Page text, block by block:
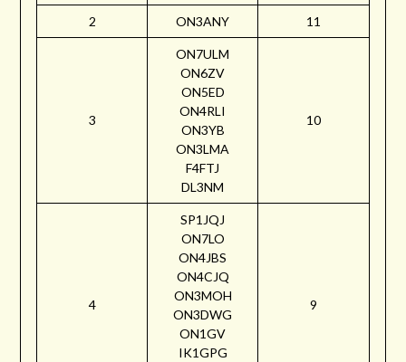
2 ON3ANY 11
3
ON7ULM
ON6ZV
ON5ED
ON4RLI
ON3YB
ON3LMA
F4FTJ
DL3NM
10
4
SP1JQJ
ON7LO
ON4JBS
ON4CJQ
ON3MOH
ON3DWG
ON1GV
IK1GPG
9